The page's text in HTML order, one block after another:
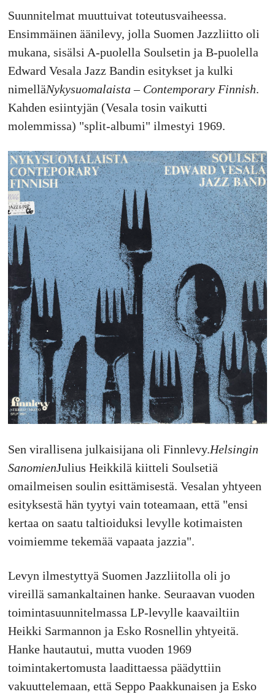
Suunnitelmat muuttuivat toteutusvaiheessa.
Ensimmäinen äänilevy, jolla Suomen Jazzliitto oli
mukana, sisälsi A-puolella Soulsetin ja B-puolella
Edward Vesala Jazz Bandin esitykset ja kulki
nimelläNykysuomalaista – Contemporary Finnish.
Kahden esiintyjän (Vesala tosin vaikutti
molemmissa) "split-albumi" ilmestyi 1969.
Sen virallisena julkaisijana oli Finnlevy.Helsingin
SanomienJulius Heikkilä kiitteli Soulsetiä
omailmeisen soulin esittämisestä. Vesalan yhtyeen
esityksestä hän tyytyi vain toteamaan, että "ensi
kertaa on saatu taltioiduksi levylle kotimaisten
voimiemme tekemää vapaata jazzia".
Levyn ilmestyttyä Suomen Jazzliitolla oli jo
vireillä samankaltainen hanke. Seuraavan vuoden
toimintasuunnitelmassa LP-levylle kaavailtiin
Heikki Sarmannon ja Esko Rosnellin yhtyeitä.
Hanke hautautui, mutta vuoden 1969
toimintakertomusta laadittaessa päädyttiin
vakuuttelemaan, että Seppo Paakkunaisen ja Esko